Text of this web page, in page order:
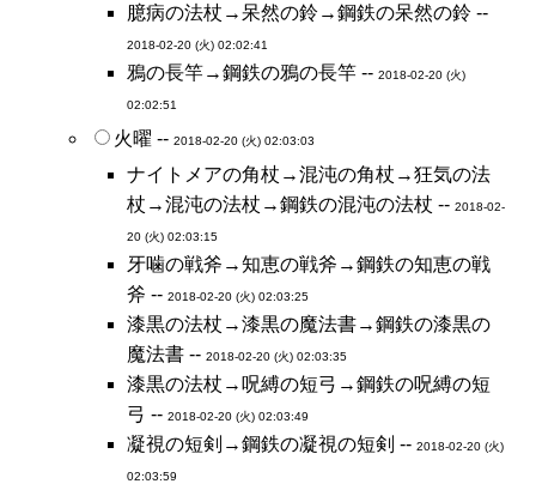
臆病の法杖→呆然の鈴→鋼鉄の呆然の鈴 --
2018-02-20 (火) 02:02:41
鴉の長竿→鋼鉄の鴉の長竿 -- 2018-02-20 (火)
02:02:51
火曜 -- 2018-02-20 (火) 02:03:03
ナイトメアの角杖→混沌の角杖→狂気の法
杖→混沌の法杖→鋼鉄の混沌の法杖 -- 2018-02-
20 (火) 02:03:15
牙噛の戦斧→知恵の戦斧→鋼鉄の知恵の戦
斧 -- 2018-02-20 (火) 02:03:25
漆黒の法杖→漆黒の魔法書→鋼鉄の漆黒の
魔法書 -- 2018-02-20 (火) 02:03:35
漆黒の法杖→呪縛の短弓→鋼鉄の呪縛の短
弓 -- 2018-02-20 (火) 02:03:49
凝視の短剣→鋼鉄の凝視の短剣 -- 2018-02-20 (火)
02:03:59